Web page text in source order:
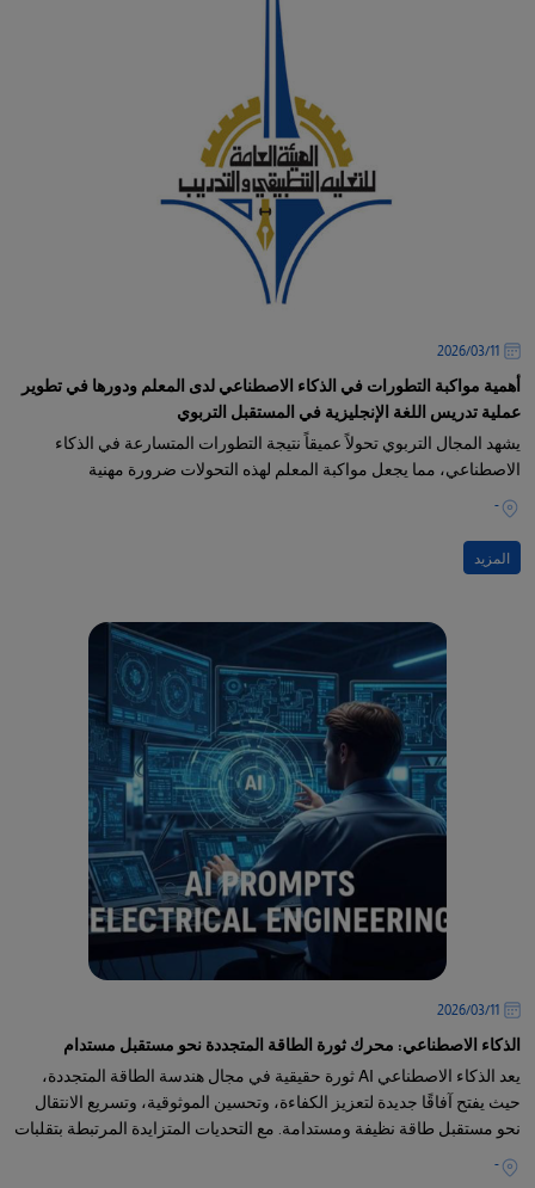
11‏/03‏/2026
أهمية مواكبة التطورات في الذكاء الاصطناعي لدى المعلم ودورها في تطوير
عملية تدريس اللغة الإنجليزية في المستقبل التربوي
يشهد المجال التربوي تحولاً عميقاً نتيجة التطورات المتسارعة في الذكاء
الاصطناعي، مما يجعل مواكبة المعلم لهذه التحولات ضرورة مهنية
-
المزيد
11‏/03‏/2026
الذكاء الاصطناعي: محرك ثورة الطاقة المتجددة نحو مستقبل مستدام
يعد الذكاء الاصطناعي AI ثورة حقيقية في مجال هندسة الطاقة المتجددة،
حيث يفتح آفاقًا جديدة لتعزيز الكفاءة، وتحسين الموثوقية، وتسريع الانتقال
نحو مستقبل طاقة نظيفة ومستدامة. مع التحديات المتزايدة المرتبطة بتقلبات
إنتاج الطاقة المتجددة
-